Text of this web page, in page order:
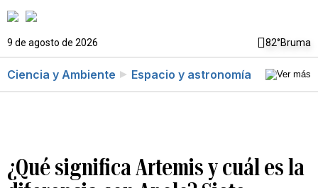
9 de agosto de 2026 82°Bruma
Ciencia y Ambiente Espacio y astronomía
¿Qué significa Artemis y cuál es la